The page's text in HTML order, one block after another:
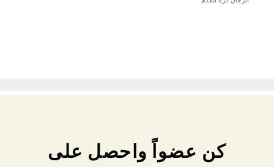
كن عضواً واحصل على